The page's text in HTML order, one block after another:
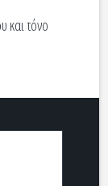
και τόνο